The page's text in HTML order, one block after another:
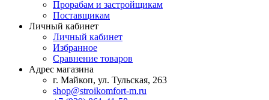
Прорабам и застройщикам
Поставщикам
Личный кабинет
Личный кабинет
Избранное
Сравнение товаров
Адрес магазина
г. Майкоп, ул. Тульская, 263
shop@stroikomfort-m.ru